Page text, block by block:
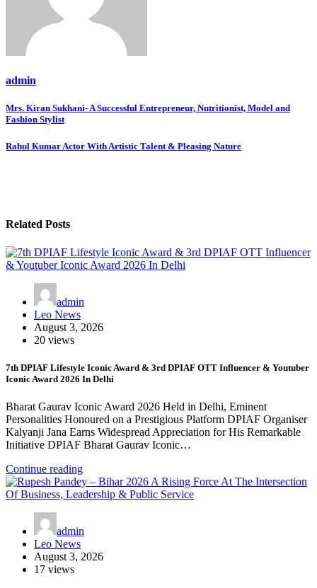
admin
Post
navigation
Mrs. Kiran Sukhani- A Successful Entrepreneur, Nutritionist, Model and
Fashion Stylist
Rahul Kumar Actor With Artistic Talent & Pleasing Nature
Related Posts
admin
Leo News
August 3, 2026
20 views
7th DPIAF Lifestyle Iconic Award & 3rd DPIAF OTT Influencer & Youtuber
Iconic Award 2026 In Delhi
Bharat Gaurav Iconic Award 2026 Held in Delhi, Eminent
Personalities Honoured on a Prestigious Platform DPIAF Organiser
Kalyanji Jana Earns Widespread Appreciation for His Remarkable
Initiative DPIAF Bharat Gaurav Iconic…
Continue reading
admin
Leo News
August 3, 2026
17 views